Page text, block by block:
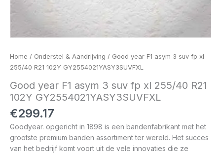
Home / Onderstel & Aandrijving / Good year F1 asym 3 suv fp xl
255/40 R21 102Y GY2554021YASY3SUVFXL
Good year F1 asym 3 suv fp xl 255/40 R21
102Y GY2554021YASY3SUVFXL
€299.17
Goodyear. opgericht in 1898 is een bandenfabrikant met het
grootste premium banden assortiment ter wereld. Het succes
van het bedrijf komt voort uit de vele innovaties die ze